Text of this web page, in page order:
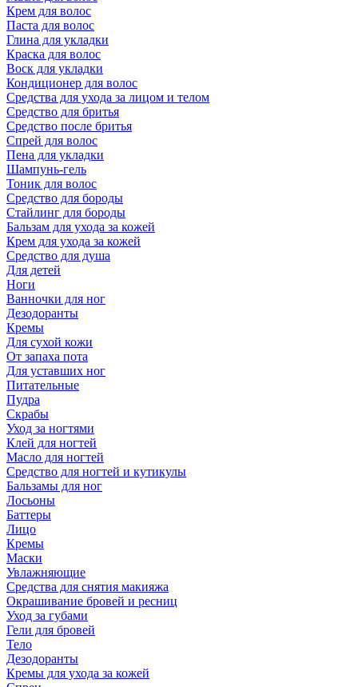
Крем для волос
Паста для волос
Глина для укладки
Краска для волос
Воск для укладки
Кондиционер для волос
Средства для ухода за лицом и телом
Средство для бритья
Средство после бритья
Спрей для волос
Пена для укладки
Шампунь-гель
Тоник для волос
Средство для бороды
Стайлинг для бороды
Бальзам для ухода за кожей
Крем для ухода за кожей
Средство для душа
Для детей
Ноги
Ванночки для ног
Дезодоранты
Кремы
Для сухой кожи
От запаха пота
Для уставших ног
Питательные
Пудра
Скрабы
Уход за ногтями
Клей для ногтей
Масло для ногтей
Средство для ногтей и кутикулы
Бальзамы для ног
Лосьоны
Баттеры
Лицо
Кремы
Маски
Увлажняющие
Средства для снятия макияжа
Окрашивание бровей и ресниц
Уход за губами
Гели для бровей
Тело
Дезодоранты
Кремы для ухода за кожей